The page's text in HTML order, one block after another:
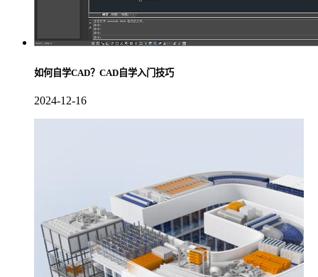
如何自学CAD？CAD自学入门技巧
2024-12-16